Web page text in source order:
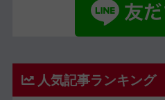
人気記事ランキング